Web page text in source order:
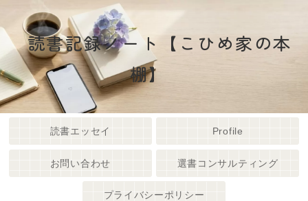
読書記録ノート【こひめ家の本
棚】
読書エッセイ Profile
お問い合わせ 選書コンサルティング
プライバシーポリシー